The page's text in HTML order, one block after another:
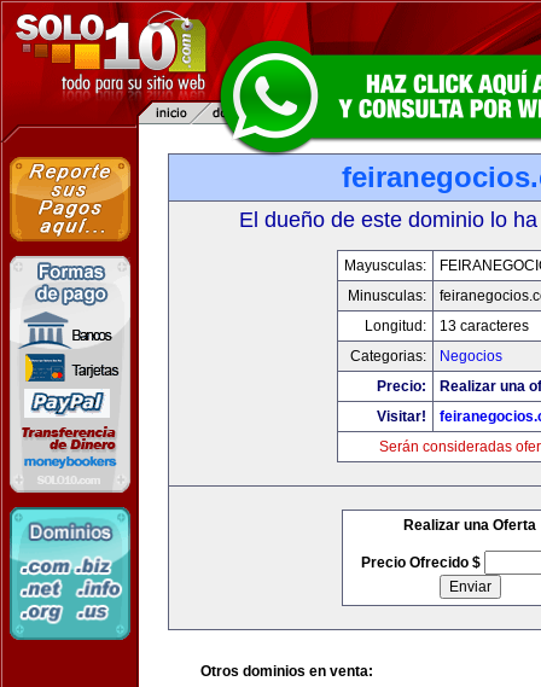
El dueño de este dominio lo
Mayusculas:
Minusculas:
Longitud:
13 caracteres
Categorias:
Negocios
Precio:
Realizar una
Visitar!
Serán consideradas
Realizar una Oferta
Precio Ofrecido $
Otros dominios en venta: